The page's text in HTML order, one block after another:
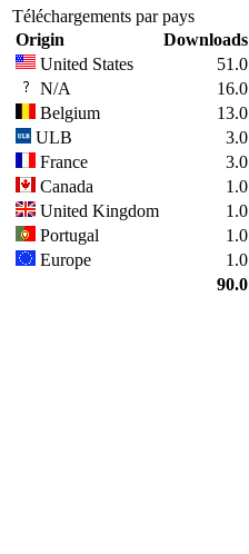
Téléchargements par pays
Origin
Downloads
United States
51.0
N/A
16.0
Belgium
13.0
ULB
3.0
France
3.0
Canada
1.0
United Kingdom
1.0
Portugal
1.0
Europe
1.0
90.0